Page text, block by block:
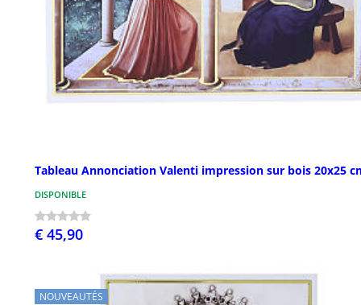
Tableau Annonciation Valenti impression sur bois 20x25
DISPONIBLE
€ 45,90
NOUVEAUTÉS